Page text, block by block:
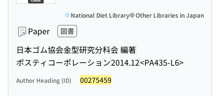
Paper 図書
日本ゴム協会金型研究分科会 編著
ポスティコーポレーション2014.12<PA435-L6>
National Diet Library Other Libraries in Japan
Author Heading (ID) 00275459